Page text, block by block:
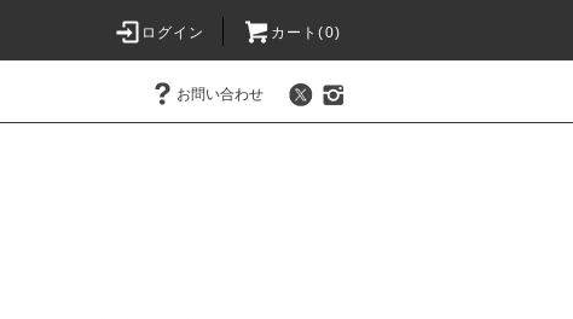
ログイン カート(0)
お問い合わせ